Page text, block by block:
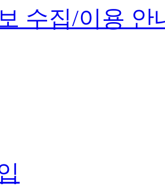
수집/이용 안